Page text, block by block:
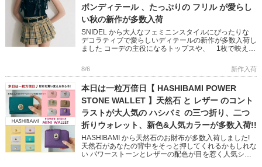
ボンディテール 、たっぷりの フリル が愛らし
い秋の新作が多数入荷
SNIDEL から大人なフェミニンスタイルにぴったりな
デコラティブで愛らしいディテールの新作が多数入荷し
ました コーデの主役になるトップスや、 1枚で映える
8/6 新作入荷
本日は一粒万倍日【 HASHIBAMI POWER
STONE WALLET 】天然石 と レザー のコント
ラストが大人気の ハシバミ の三つ折り、二つ
折りウォレット、新色&人気カラーが多数入荷!!
HASHIBAMI から天然石のお財布が多数入荷しました!
天然石があなたの背中をそっと押してくれるかもしれな
い パワーストーンとレザーの配色が目を惹く人気シリ